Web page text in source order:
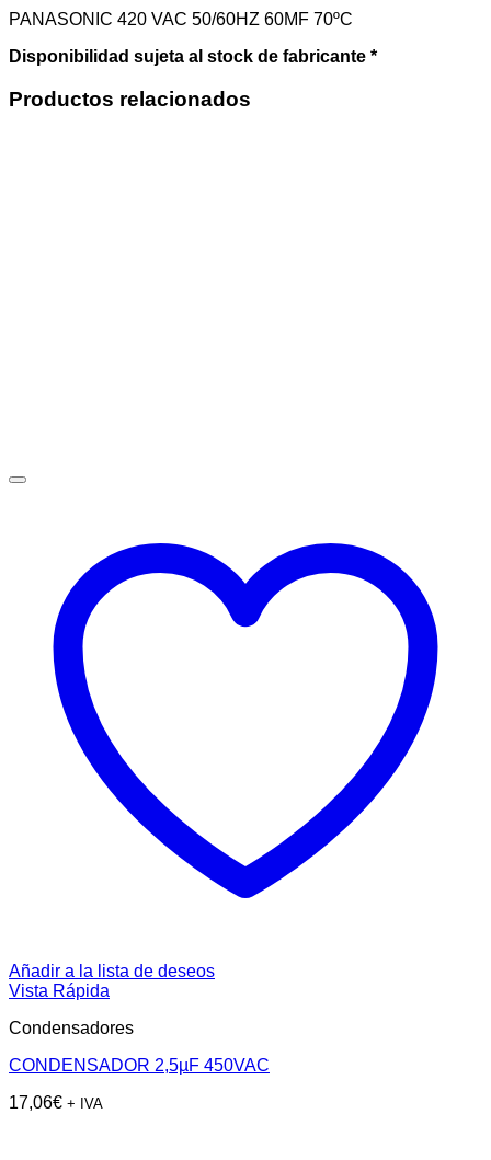
PANASONIC 420 VAC 50/60HZ 60MF 70ºC
Disponibilidad sujeta al stock de fabricante *
Productos relacionados
Añadir a la lista de deseos
Vista Rápida
Condensadores
CONDENSADOR 2,5µF 450VAC
17,06€ + IVA